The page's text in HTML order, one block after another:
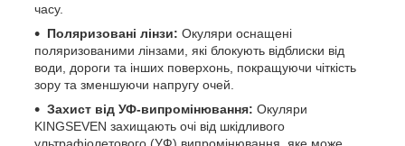
часу.
Поляризовані лінзи: Окуляри оснащені
поляризованими лінзами, які блокують відблиски від
води, дороги та інших поверхонь, покращуючи чіткість
зору та зменшуючи напругу очей.
Захист від УФ-випромінювання: Окуляри
KINGSEVEN захищають очі від шкідливого
ультрафіолетового (УФ) випромінювання, яке може